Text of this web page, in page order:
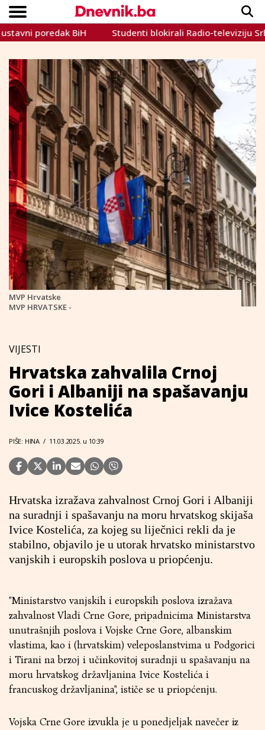
VIJESTI
SPORT
INTERVIEW
TEME
CRNA KRONIKA
LIFESTYLE
Copyright © Dnevnik.ba 2023.
poredak BiH Studenti blokirali Radio-televiziju Srbije
MVP Hrvatske
MVP HRVATSKE -
VIJESTI
Hrvatska zahvalila Crnoj
Gori i Albaniji na spašavanju
Ivice Kostelića
PIŠE: HINA / 11.03.2025. u 10:39
Hrvatska izražava zahvalnost Crnoj Gori i Albaniji
na suradnji i spašavanju na moru hrvatskog skijaša
Ivice Kostelića, za kojeg su liječnici rekli da je
stabilno, objavilo je u utorak hrvatsko ministarstvo
vanjskih i europskih poslova u priopćenju.
"Ministarstvo vanjskih i europskih poslova izražava
zahvalnost Vladi Crne Gore, pripadnicima Ministarstva
unutrašnjih poslova i Vojske Crne Gore, albanskim
vlastima, kao i (hrvatskim) veleposlanstvima u Podgorici
i Tirani na brzoj i učinkovitoj suradnji u spašavanju na
moru hrvatskog državljanina Ivice Kostelića i
francuskog državljanina", ističe se u priopćenju.
Vojska Crne Gore izvukla je u ponedjeljak navečer iz